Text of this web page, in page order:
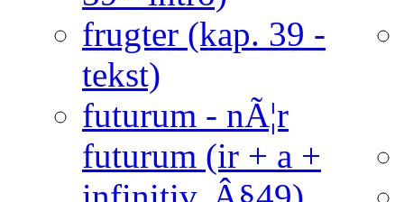
frugter (kap. 39 -
tekst)
futurum - nÃ¦r
futurum (ir + a +